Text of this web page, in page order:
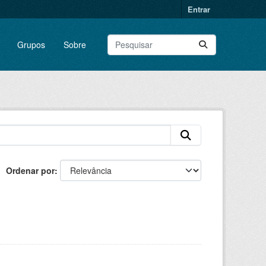
Entrar
Grupos Sobre
Ordenar por